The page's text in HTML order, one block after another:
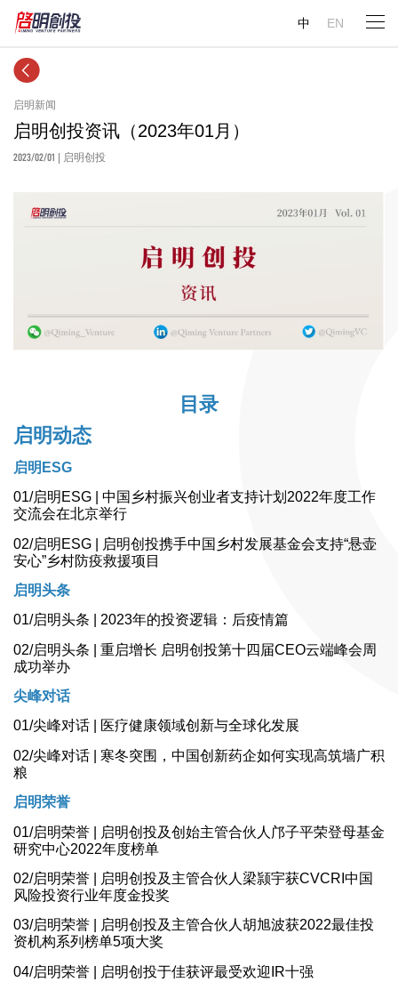
中 EN
启明新闻
启明创投资讯（2023年01月）
2023/02/01 | 启明创投
目录
启明动态
启明ESG
01/启明ESG | 中国乡村振兴创业者支持计划2022年度工作
交流会在北京举行
02/启明ESG | 启明创投携手中国乡村发展基金会支持“悬壶
安心”乡村防疫救援项目
启明头条
01/启明头条 | 2023年的投资逻辑：后疫情篇
02/启明头条 | 重启增长 启明创投第十四届CEO云端峰会周
成功举办
尖峰对话
01/尖峰对话 | 医疗健康领域创新与全球化发展
02/尖峰对话 | 寒冬突围，中国创新药企如何实现高筑墙广积
粮
启明荣誉
01/启明荣誉 | 启明创投及创始主管合伙人邝子平荣登母基金
研究中心2022年度榜单
02/启明荣誉 | 启明创投及主管合伙人梁颕宇获CVCRI中国
风险投资行业年度金投奖
03/启明荣誉 | 启明创投及主管合伙人胡旭波获2022最佳投
资机构系列榜单5项大奖
04/启明荣誉 | 启明创投于佳获评最受欢迎IR十强